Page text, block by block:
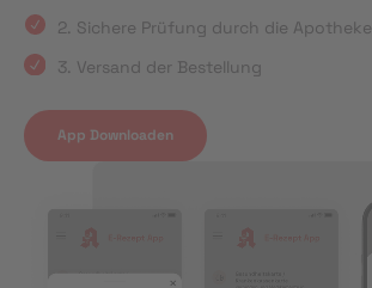
2. Sichere Prüfung durch die Apotheke
3. Versand der Bestellung
App Downloaden